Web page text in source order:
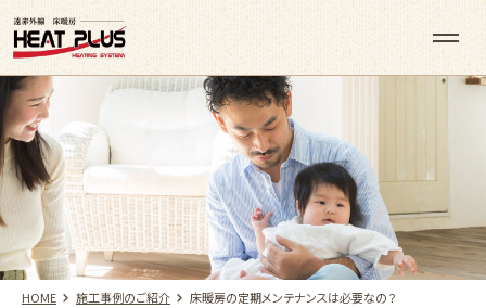
HOME 施工事例のご紹介 床暖房の定期メンテナンスは必要なの？